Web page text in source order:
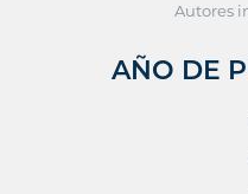
Autores
AÑO DE